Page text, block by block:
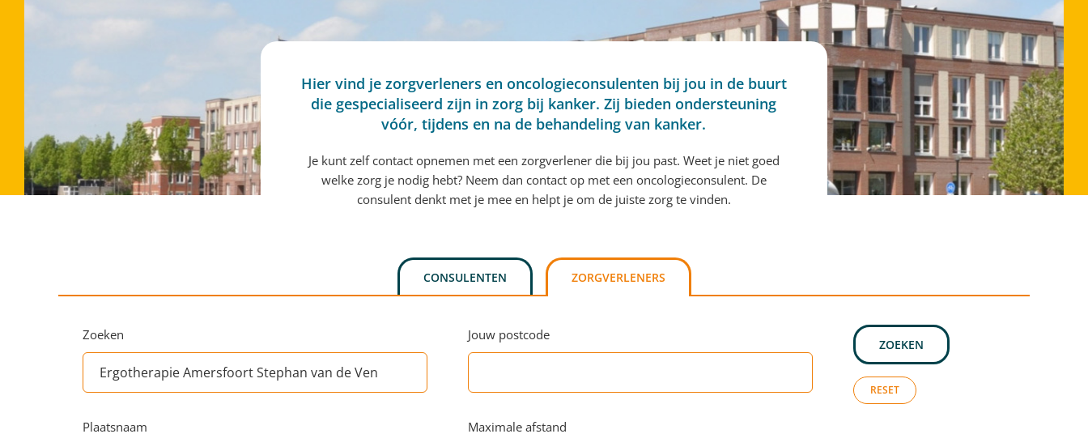
Hier vind je zorgverleners en oncologieconsulenten bij jou in de buurt
die gespecialiseerd zijn in zorg bij kanker. Zij bieden ondersteuning
vóór, tijdens en na de behandeling van kanker.
Je kunt zelf contact opnemen met een zorgverlener die bij jou past. Weet je niet goed
welke zorg je nodig hebt? Neem dan contact op met een oncologieconsulent. De
consulent denkt met je mee en helpt je om de juiste zorg te vinden.
CONSULENTEN ZORGVERLENERS
Zoeken
Plaatsnaam
Jouw postcode
Maximale afstand
ZOEKEN
RESET